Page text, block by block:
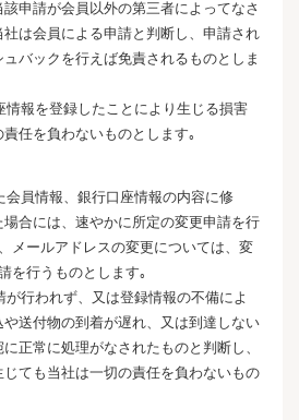
申請が会員以外の第三者によってなさ
は会員による申請と判断し、申請され
バックを行えば免責されるものとしま
情報を登録したことにより生じる損害
任を負わないものとします｡
会員情報、銀行口座情報の内容に修
合には、速やかに所定の変更申請を行
メールアドレスの変更については、変
を行うものとします｡
行われず、又は登録情報の不備によ
送付物の到着が遅れ、又は到達しない
正常に処理がなされたものと判断し、
ても当社は一切の責任を負わないもの